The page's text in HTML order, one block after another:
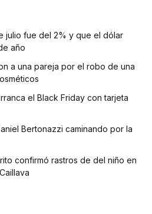
julio fue del 2% y que el dólar
año
a una pareja por el robo de una
el Black Friday con tarjeta
Bertonazzi caminando por la
confirmó rastros de del niño en